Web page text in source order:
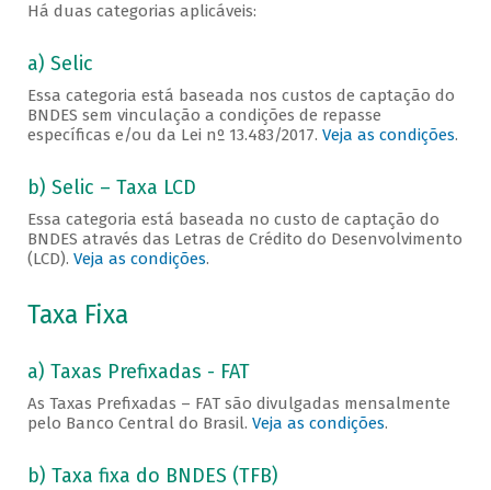
Há duas categorias aplicáveis:
a) Selic
Essa categoria está baseada nos custos de captação do
BNDES sem vinculação a condições de repasse
específicas e/ou da Lei nº 13.483/2017. Veja as condições.
b) Selic – Taxa LCD
Essa categoria está baseada no custo de captação do
BNDES através das Letras de Crédito do Desenvolvimento
(LCD). Veja as condições.
Taxa Fixa
a) Taxas Prefixadas - FAT
As Taxas Prefixadas – FAT são divulgadas mensalmente
pelo Banco Central do Brasil. Veja as condições.
b) Taxa fixa do BNDES (TFB)